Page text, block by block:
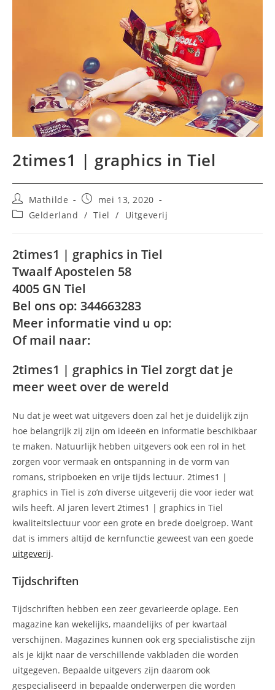
2times1 | graphics in Tiel
Bericht
auteur:
Mathilde
Bericht
gepubliceerd
op:
mei 13, 2020
Berichtcategorie:
Gelderland / Tiel / Uitgeverij
2times1 | graphics in Tiel
Twaalf Apostelen 58
4005 GN Tiel
Bel ons op: 344663283
Meer informatie vind u op:
Of mail naar:
2times1 | graphics in Tiel zorgt dat je
meer weet over de wereld
Nu dat je weet wat uitgevers doen zal het je duidelijk zijn
hoe belangrijk zij zijn om ideeën en informatie beschikbaar
te maken. Natuurlijk hebben uitgevers ook een rol in het
zorgen voor vermaak en ontspanning in de vorm van
romans, stripboeken en vrije tijds lectuur. 2times1 |
graphics in Tiel is zo’n diverse uitgeverij die voor ieder wat
wils heeft. Al jaren levert 2times1 | graphics in Tiel
kwaliteitslectuur voor een grote en brede doelgroep. Want
dat is immers altijd de kernfunctie geweest van een goede
uitgeverij.
Tijdschriften
Tijdschriften hebben een zeer gevarieerde oplage. Een
magazine kan wekelijks, maandelijks of per kwartaal
verschijnen. Magazines kunnen ook erg specialistische zijn
als je kijkt naar de verschillende vakbladen die worden
uitgegeven. Bepaalde uitgevers zijn daarom ook
gespecialiseerd in bepaalde onderwerpen die worden